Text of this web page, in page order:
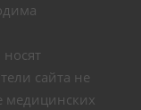
сайта не
медицинских